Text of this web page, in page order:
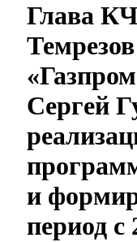
Глава
Сергей
и
период с